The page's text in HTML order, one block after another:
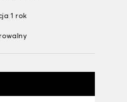
1 rok